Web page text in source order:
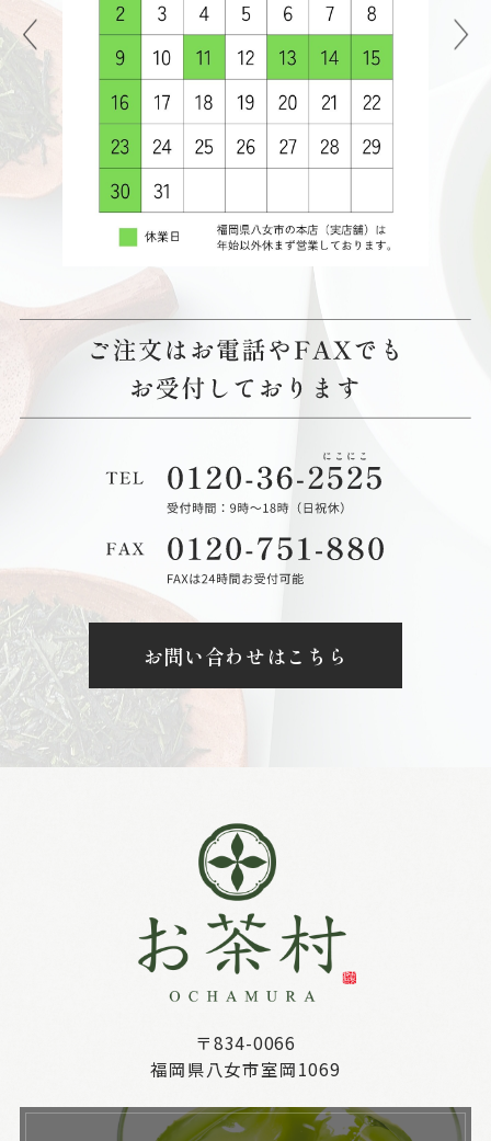
お問い合わせはこちら
〒834-0066
福岡県八女市室岡1069